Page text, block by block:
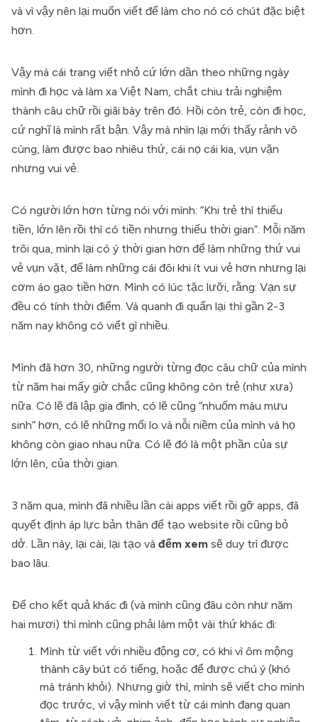
và vì vậy nên lại muốn viết để làm cho nó có chút đặc biệt
hơn.
Vậy mà cái trang viết nhỏ cứ lớn dần theo những ngày
mình đi học và làm xa Việt Nam, chắt chiu trải nghiệm
thành câu chữ rồi giãi bày trên đó. Hồi còn trẻ, còn đi học,
cứ nghĩ là mình rất bận. Vậy mà nhìn lại mới thấy rảnh vô
cùng, làm được bao nhiêu thứ, cái nọ cái kia, vụn vặn
nhưng vui vẻ.
Có người lớn hơn từng nói với mình: “Khi trẻ thì thiếu
tiền, lớn lên rồi thì có tiền nhưng thiếu thời gian”. Mỗi năm
trôi qua, mình lại có ý thời gian hơn để làm những thứ vui
vẻ vụn vặt, để làm những cái đôi khi ít vui vẻ hơn nhưng lại
cơm áo gạo tiền hơn. Mình có lúc tặc lưỡi, rằng: Vạn sự
đều có tính thời điểm. Và quanh đi quẩn lại thì gần 2-3
năm nay không có viết gì nhiều.
Mình đã hơn 30, những người từng đọc câu chữ của mình
từ năm hai mấy giờ chắc cũng không còn trẻ (như xưa)
nữa. Có lẽ đã lập gia đình, có lẽ cũng “nhuốm màu mưu
sinh” hơn, có lẽ những mối lo và nỗi niềm của mình và họ
không còn giao nhau nữa. Có lẽ đó là một phần của sự
lớn lên, của thời gian.
3 năm qua, mình đã nhiều lần cài apps viết rồi gỡ apps, đã
quyết định áp lực bản thân để tạo website rồi cũng bỏ
dở. Lần này, lại cài, lại tạo và đếm xem sẽ duy trì được
bao lâu.
Để cho kết quả khác đi (và mình cũng đâu còn như năm
hai mươi) thì mình cũng phải làm một vài thứ khác đi:
Mình từ viết với nhiều động cơ, có khi vì ôm mộng
thành cây bút có tiếng, hoặc để được chú ý (khó
mà tránh khỏi). Nhưng giờ thì, mình sẽ viết cho mình
đọc trước, vì vậy mình viết từ cái mình đang quan